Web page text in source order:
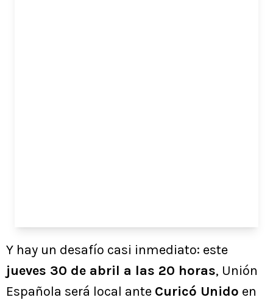
Y hay un desafío casi inmediato: este
jueves 30 de abril a las 20 horas, Unión
Española será local ante Curicó Unido en